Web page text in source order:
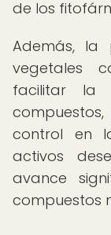
de los
Además, la
vegetales
facilitar la
control en
activos
avance
compuestos